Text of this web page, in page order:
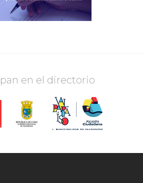
en el directorio